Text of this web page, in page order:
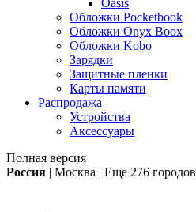
Обложки Pocketbook
Обложки Onyx Boox
Обложки Kobo
Зарядки
Защитные пленки
Карты памяти
Распродажа
Устройства
Аксессуары
Полная версия
Россия | Москва | Еще 276 городов